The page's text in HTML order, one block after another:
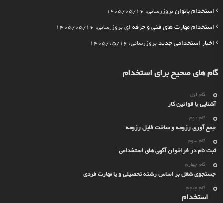
استخدام بانوان بروزرسانی: 1405/05/16
استخدام مهارت های فنی و حرفه ای بروزرسانی: 1405/05/16
اخبار استخدامی جدید بروزرسانی: 1405/05/16
گام های صحیح برای استخدام
گام اول
آشنایی با قوانین کار
گام دوم
جمع آوری رزومه و ساخت فایل رزومه
گام سوم
ثبت نام در فراخوان آگهی های استخدامی
گام چهارم
جستجوی شغل بر اساس رشته تحصیلی و یا مهارت فردی
گام چنجم
استخدام